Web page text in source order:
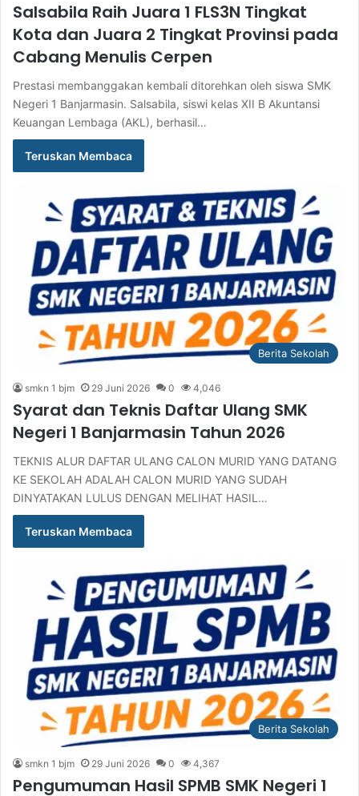
Salsabila Raih Juara 1 FLS3N Tingkat
Kota dan Juara 2 Tingkat Provinsi pada
Cabang Menulis Cerpen
Prestasi membanggakan kembali ditorehkan oleh siswa SMK
Negeri 1 Banjarmasin. Salsabila, siswi kelas XII B Akuntansi
Keuangan Lembaga (AKL), berhasil…
Teruskan Membaca
Berita Sekolah
smkn 1 bjm 29 Juni 2026 0 4,046
Syarat dan Teknis Daftar Ulang SMK
Negeri 1 Banjarmasin Tahun 2026
TEKNIS ALUR DAFTAR ULANG CALON MURID YANG DATANG
KE SEKOLAH ADALAH CALON MURID YANG SUDAH
DINYATAKAN LULUS DENGAN MELIHAT HASIL…
Teruskan Membaca
Berita Sekolah
smkn 1 bjm 29 Juni 2026 0 4,367
Pengumuman Hasil SPMB SMK Negeri 1